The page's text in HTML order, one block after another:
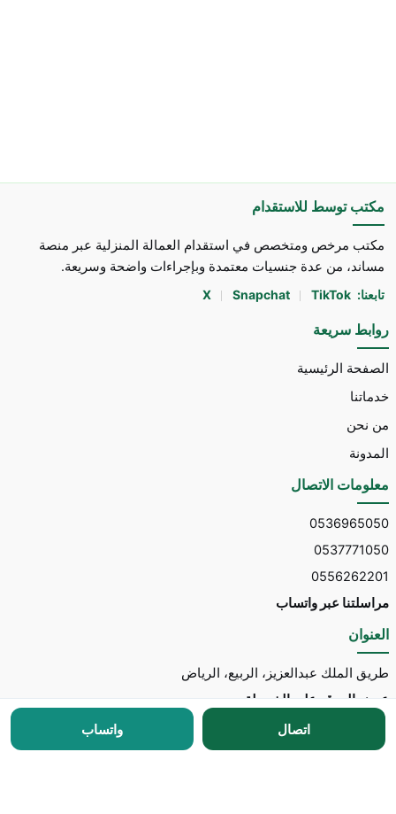
مكتب توسط للاستقدام
مكتب مرخص ومتخصص في استقدام العمالة المنزلية عبر منصة
مساند، من عدة جنسيات معتمدة وبإجراءات واضحة وسريعة.
تابعنا: X Snapchat TikTok
روابط سريعة
الصفحة الرئيسية
خدماتنا
من نحن
المدونة
معلومات الاتصال
0536965050
0537771050
0556262201
مراسلتنا عبر واتساب
العنوان
طريق الملك عبدالعزيز، الربيع، الرياض
عرض الموقع على الخريطة
مكتب توسط للاستقدام
اتصال واتساب